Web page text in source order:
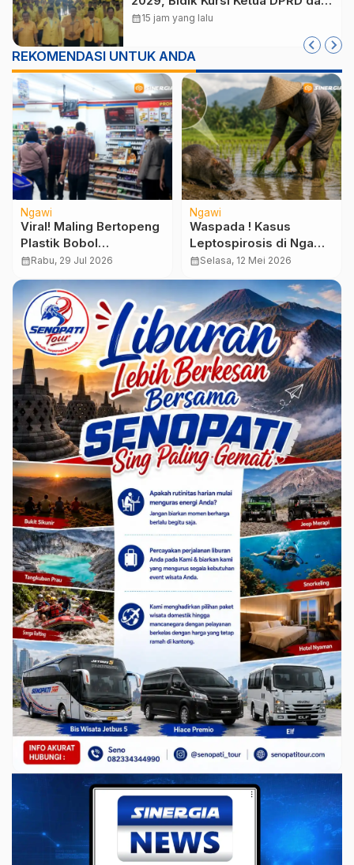
Usung Lagi Hari Wuryanto
calendar_month15 jam yang lalu
REKOMENDASI UNTUK ANDA
Ngawi
Viral! Maling Bertopeng
Plastik Bobol
Minimarket di Ngawi,
Rokok Rp30 Juta Raib
calendar_monthRabu, 29 Jul 2026
Ngawi
Waspada ! Kasus
Leptospirosis di Ngawi
Meningkat, Enam Petani
Terinfeksi hingga Mei
2026
calendar_monthSelasa, 12 Mei 2026